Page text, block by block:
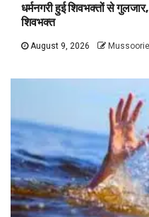
धर्मनगरी हुई शिवभक्तों से
शिवभक्त
August 9, 2026